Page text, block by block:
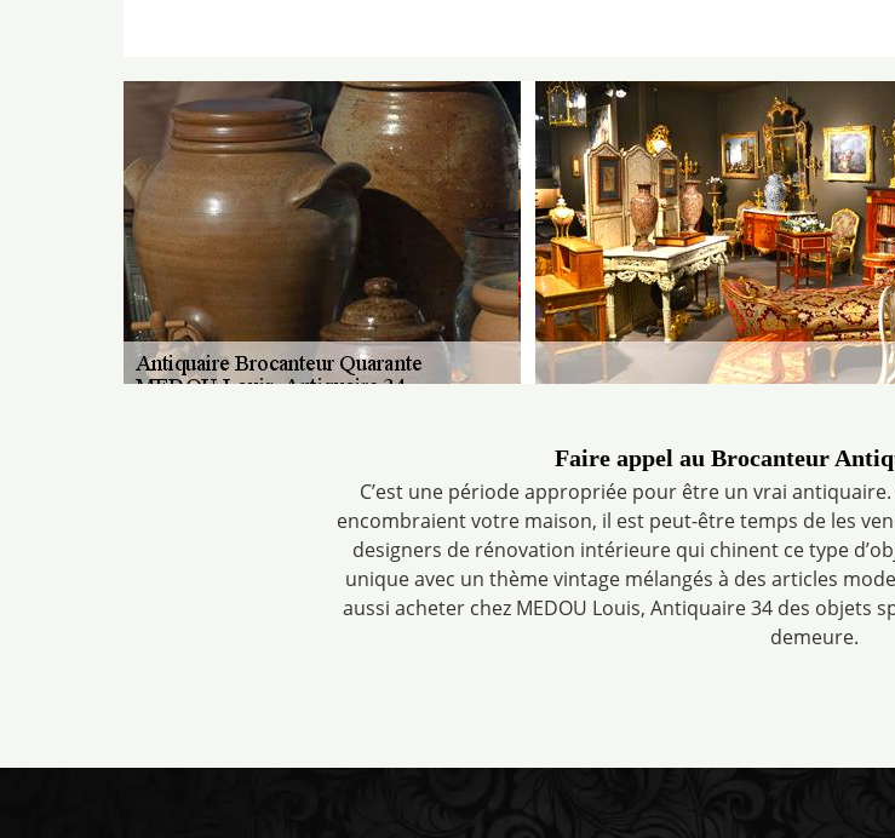
Faire appel au Brocanteur
C’est une période appropriée pour être un vrai
encombraient votre maison, il est peut-être temps de les
designers de rénovation intérieure qui chinent ce type
unique avec un thème vintage mélangés à des articles
aussi acheter chez MEDOU Louis, Antiquaire 34 des objets
demeure.